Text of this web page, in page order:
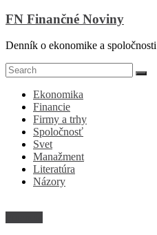
FN Finančné Noviny
Denník o ekonomike a spoločnosti
Ekonomika
Financie
Firmy a trhy
Spoločnosť
Svet
Manažment
Literatúra
Názory